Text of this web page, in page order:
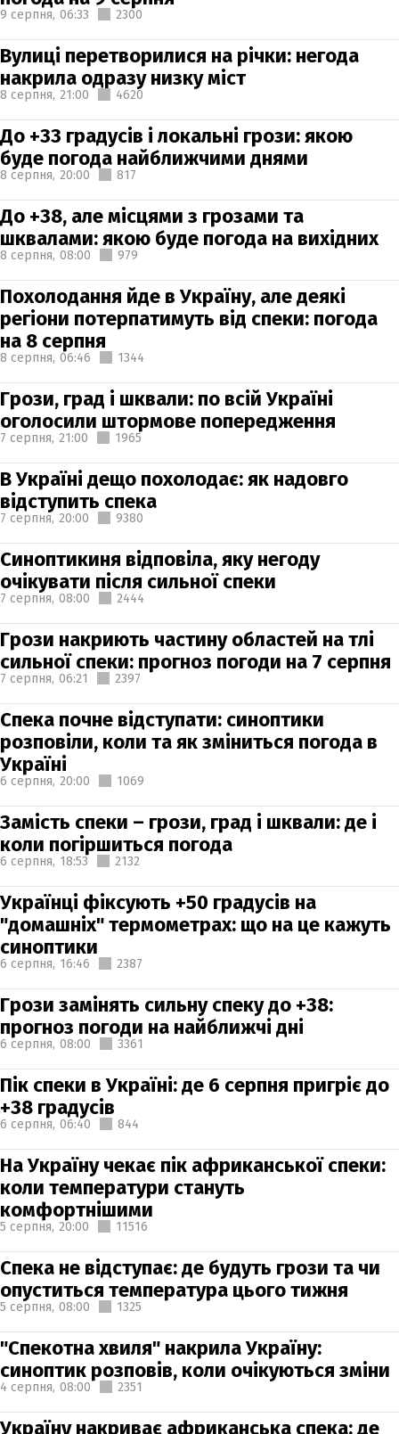
9 серпня, 06:33 2300
Вулиці перетворилися на річки: негода
накрила одразу низку міст
8 серпня, 21:00 4620
До +33 градусів і локальні грози: якою
буде погода найближчими днями
8 серпня, 20:00 817
До +38, але місцями з грозами та
шквалами: якою буде погода на вихідних
8 серпня, 08:00 979
Похолодання йде в Україну, але деякі
регіони потерпатимуть від спеки: погода
на 8 серпня
8 серпня, 06:46 1344
Грози, град і шквали: по всій Україні
оголосили штормове попередження
7 серпня, 21:00 1965
В Україні дещо похолодає: як надовго
відступить спека
7 серпня, 20:00 9380
Синоптикиня відповіла, яку негоду
очікувати після сильної спеки
7 серпня, 08:00 2444
Грози накриють частину областей на тлі
сильної спеки: прогноз погоди на 7 серпня
7 серпня, 06:21 2397
Спека почне відступати: синоптики
розповіли, коли та як зміниться погода в
Україні
6 серпня, 20:00 1069
Замість спеки – грози, град і шквали: де і
коли погіршиться погода
6 серпня, 18:53 2132
Українці фіксують +50 градусів на
"домашніх" термометрах: що на це кажуть
синоптики
6 серпня, 16:46 2387
Грози замінять сильну спеку до +38:
прогноз погоди на найближчі дні
6 серпня, 08:00 3361
Пік спеки в Україні: де 6 серпня пригріє до
+38 градусів
6 серпня, 06:40 844
На Україну чекає пік африканської спеки:
коли температури стануть
комфортнішими
5 серпня, 20:00 11516
Спека не відступає: де будуть грози та чи
опуститься температура цього тижня
5 серпня, 08:00 1325
"Спекотна хвиля" накрила Україну:
синоптик розповів, коли очікуються зміни
4 серпня, 08:00 2351
Україну накриває африканська спека: де